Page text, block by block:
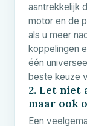
aantrekkelijk
motor en de
als u meer
koppelingen
één
beste keuze
2. Let niet
maar ook
Een